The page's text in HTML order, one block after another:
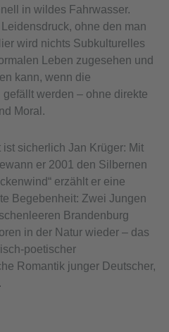
in wildes Fahrwasser.
ohne den man
wird nichts Subkulturelles
Leben zugesehen und
kann, wenn die
werden – ohne direkte
Moral.
sicherlich Jan Krüger: Mit
er 2001 den Silbernen
erzählt er eine
Begebenheit: Zwei Jungen
Brandenburg
in der Natur wieder – das
poetischer
Romantik junger Deutscher,